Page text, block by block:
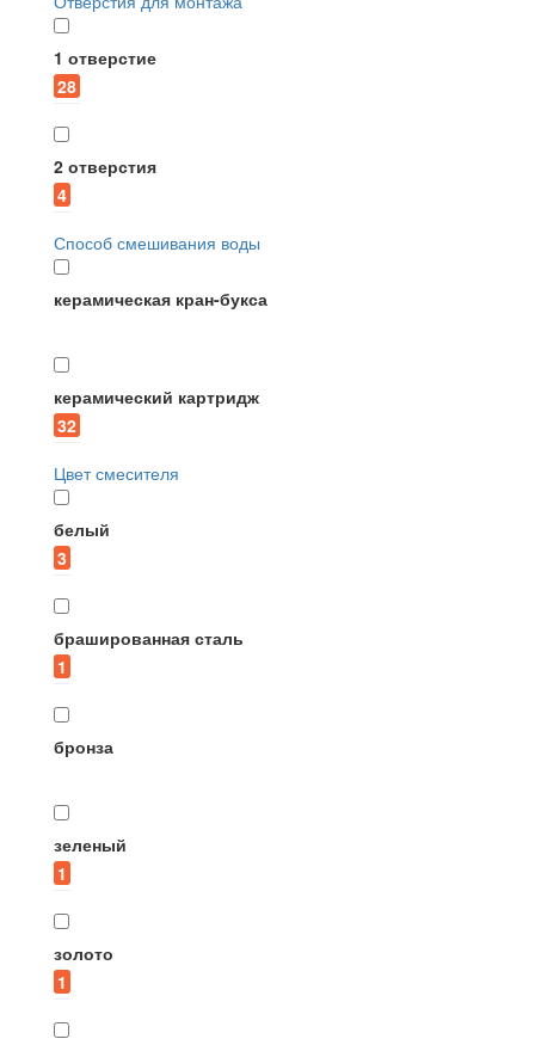
1 отверстие
28
2 отверстия
4
Способ смешивания воды
керамическая кран-букса
керамический картридж
32
Цвет смесителя
белый
3
брашированная сталь
1
бронза
зеленый
1
золото
1